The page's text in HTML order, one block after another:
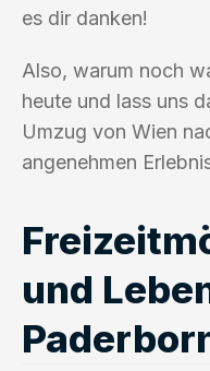
es dir danken!
Also, warum noch
heute und lass uns
Umzug von Wien
angenehmen
und